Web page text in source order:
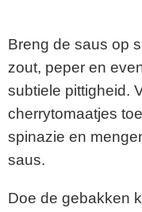
Breng de saus op
zout, peper en
subtiele pittigheid.
cherrytomaatjes
spinazie en
saus.
Doe de gebakken